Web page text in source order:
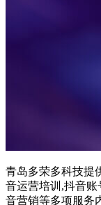
青岛多荣多科技提
音运营培训,抖音
音营销等多项服务